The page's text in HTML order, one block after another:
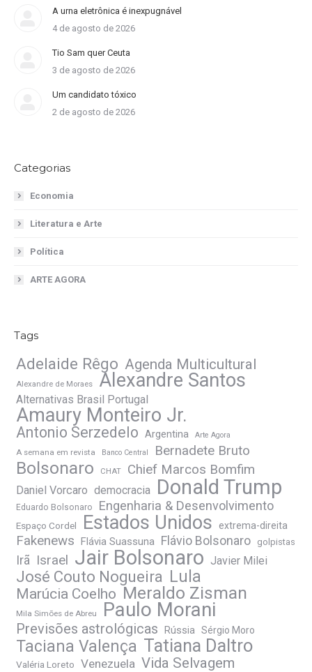
A urna eletrônica é inexpugnável
4 de agosto de 2026
Tio Sam quer Ceuta
3 de agosto de 2026
Um candidato tóxico
2 de agosto de 2026
Categorias
Economia
Literatura e Arte
Política
ARTE AGORA
Tags
Adelaide Rêgo Agenda Multicultural
Alexandre de Moraes Alexandre Santos
Alternativas Brasil Portugal
Amaury Monteiro Jr.
Antonio Serzedelo Argentina Arte Agora
A semana em revista Banco Central Bernadete Bruto
Bolsonaro CHAT Chief Marcos Bomfim
Daniel Vorcaro democracia Donald Trump
Eduardo Bolsonaro Engenharia & Desenvolvimento
Espaço Cordel Estados Unidos extrema-direita
Fakenews Flávia Suassuna Flávio Bolsonaro golpistas
Irã Israel Jair Bolsonaro Javier Milei
José Couto Nogueira Lula
Marúcia Coelho Meraldo Zisman
Mila Simões de Abreu Paulo Morani
Previsões astrológicas Rússia Sérgio Moro
Taciana Valença Tatiana Daltro
Valéria Loreto Venezuela Vida Selvagem